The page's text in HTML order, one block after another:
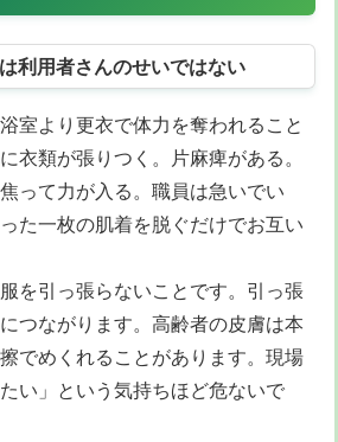
利用者さんのせいではない
室より更衣で体力を奪われること
衣類が張りつく。片麻痺がある。
って力が入る。職員は急いでい
た一枚の肌着を脱ぐだけでお互い
を引っ張らないことです。引っ張
つながります。高齢者の皮膚は本
でめくれることがあります。現場
い」という気持ちほど危ないで